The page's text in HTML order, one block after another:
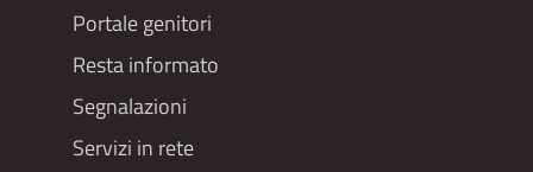
Portale genitori
Resta informato
Segnalazioni
Servizi in rete